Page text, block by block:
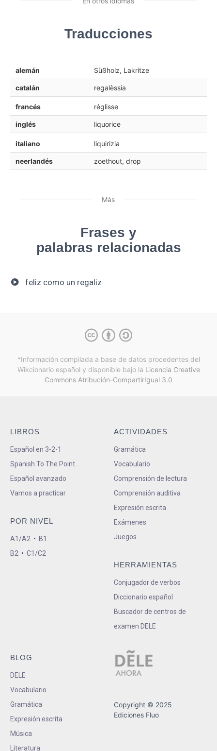
Traducciones
alemán Süßholz, Lakritze
catalán regalèssia
francés réglisse
inglés liquorice
italiano liquirizia
neerlandés zoethout, drop
Más
Frases y
palabras relacionadas
feliz como un regaliz
*Información compilada a base de datos procedentes del
Wikcionario español y disponible bajo la Licencia Creative
Commons Atribución-CompartirIgual 3.0
LIBROS
Español en 3-2-1
Spanish To The Point
Español avanzado
Vamos a practicar
POR NIVEL
A1/A2 • B1
B2 • C1/C2
ACTIVIDADES
Gramática
Vocabulario
Comprensión de lectura
Comprensión auditiva
Expresión escrita
Exámenes
Juegos
HERRAMIENTAS
Conjugador de verbos
Diccionario español
Buscador de centros de
examen DELE
BLOG
DELE
Vocabulario
Gramática
Expresión escrita
Música
Literatura
Copyright © 2025
Ediciones Fluo